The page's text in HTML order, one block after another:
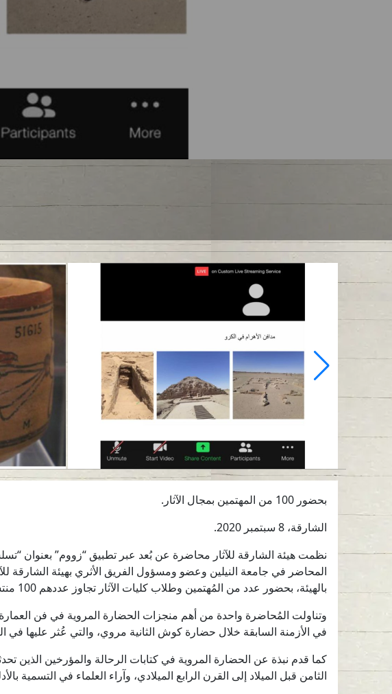
بحضور 100 من المهتمين بمجال الآثار.
الشارقة، 8 سبتمبر 2020.
نظمت هيئة الشارقة للآثار محاضرة عن بُعد عبر تطبيق “زووم” بعنوان
بالهيئة، بحضور عدد من المُهتمين وطلاب كليات الآثار تجاوز عددهم 100 منتسباً.
وتناولت المُحاضرة واحدة من أهم منجزات الحضارة المروية في فن
في الأزمنة السابقة خلال حضارة كوش الثانية مروي، والتي عُثر عليها في
كما قدم نبذة عن الحضارة المروية في كتابات الرحالة والمؤرخين
الثامن قبل الميلاد إلى القرن الرابع الميلادي، وآراء العلماء في التسمية